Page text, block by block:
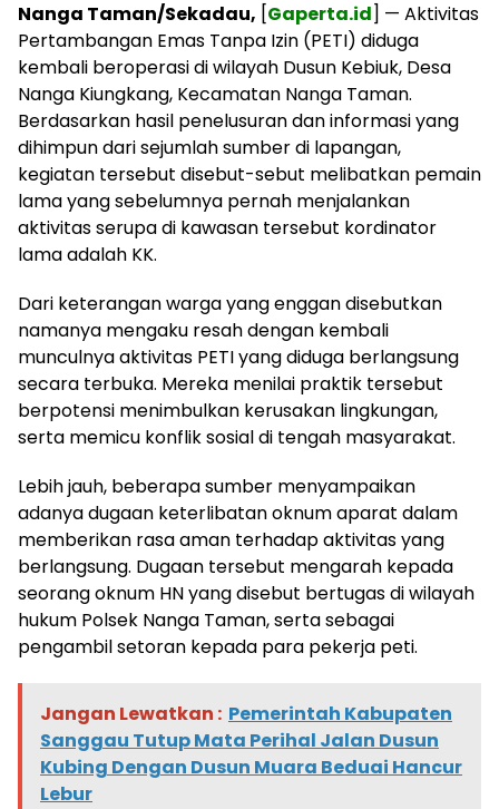
Nanga Taman/Sekadau, [Gaperta.id] — Aktivitas
Pertambangan Emas Tanpa Izin (PETI) diduga
kembali beroperasi di wilayah Dusun Kebiuk, Desa
Nanga Kiungkang, Kecamatan Nanga Taman.
Berdasarkan hasil penelusuran dan informasi yang
dihimpun dari sejumlah sumber di lapangan,
kegiatan tersebut disebut-sebut melibatkan pemain
lama yang sebelumnya pernah menjalankan
aktivitas serupa di kawasan tersebut kordinator
lama adalah KK.
Dari keterangan warga yang enggan disebutkan
namanya mengaku resah dengan kembali
munculnya aktivitas PETI yang diduga berlangsung
secara terbuka. Mereka menilai praktik tersebut
berpotensi menimbulkan kerusakan lingkungan,
serta memicu konflik sosial di tengah masyarakat.
Lebih jauh, beberapa sumber menyampaikan
adanya dugaan keterlibatan oknum aparat dalam
memberikan rasa aman terhadap aktivitas yang
berlangsung. Dugaan tersebut mengarah kepada
seorang oknum HN yang disebut bertugas di wilayah
hukum Polsek Nanga Taman, serta sebagai
pengambil setoran kepada para pekerja peti.
Jangan Lewatkan : Pemerintah Kabupaten
Sanggau Tutup Mata Perihal Jalan Dusun
Kubing Dengan Dusun Muara Beduai Hancur
Lebur